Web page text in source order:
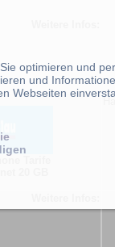
optimieren und
und
Webseiten